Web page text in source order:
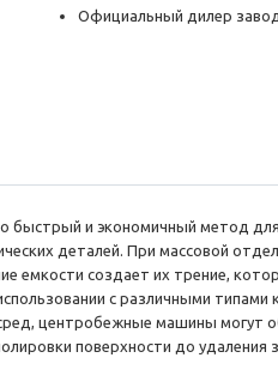
Официальный дилер
быстрый и экономичный метод
деталей. При массовой
емкости создает их трение,
с различными типами
центробежные машины могут
поверхности до удаления